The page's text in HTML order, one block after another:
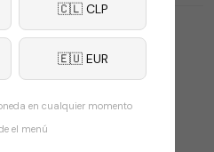
🇨🇱 CLP
🇪🇺 EUR
en cualquier momento
el menú